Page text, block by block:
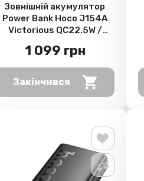
Зовнішній акумулятор
Power Bank Hoco J154A
Victorious QC22.5W /
1 099 грн
Закінчився